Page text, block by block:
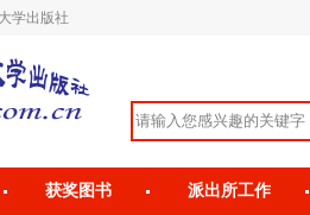
学出版社
获奖图书 派出所工作